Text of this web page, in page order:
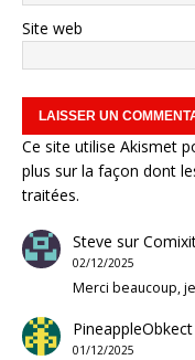
Site web
Ce site utilise Akismet
plus sur la façon dont
traitées.
Steve sur
02/12/2025
Merci beaucoup,
PineappleObkect
01/12/2025